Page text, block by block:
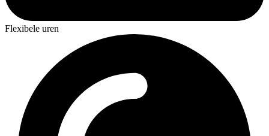
Flexibele uren